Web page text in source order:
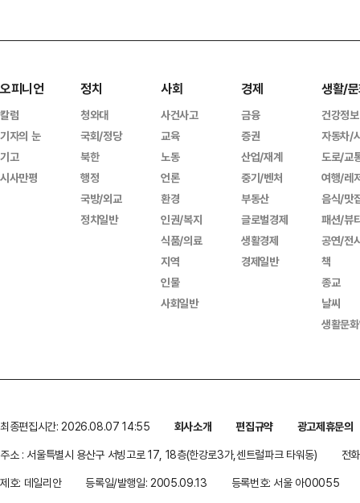
오피니언
칼럼
기자의 눈
기고
시사만평
정치
청와대
국회/정당
북한
행정
국방/외교
정치일반
사회
사건사고
교육
노동
언론
환경
인권/복지
식품/의료
지역
인물
사회일반
경제
금융
증권
산업/재계
중기/벤처
부동산
글로벌경제
생활경제
경제일반
생활/
건강정보
자동차/
도로/교
여행/레
음식/맛
패션/뷰
공연/전
책
종교
날씨
생활문
최종편집시간: 2026.08.07 14:55 회사소개 편집규약
광고제휴문의
주소 : 서울특별시 용산구 서빙고로 17, 18층(한강로3가,센트럴파크 타워동)
전
제호: 데일리안
등록일/발행일: 2005.09.13 등록번호: 서울 아00055